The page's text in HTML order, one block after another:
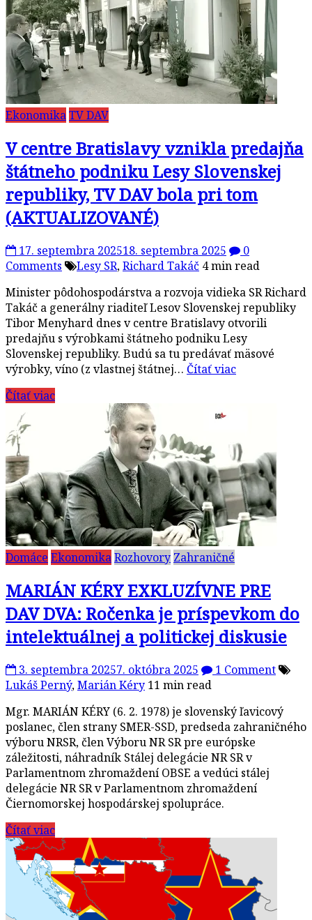
EkonomikaTV DAV
V centre Bratislavy vznikla predajňa
štátneho podniku Lesy Slovenskej
republiky, TV DAV bola pri tom
(AKTUALIZOVANÉ)
17. septembra 202518. septembra 2025
0
Comments
Lesy SR,Richard Takáč 4 min read
Minister pôdohospodárstva a rozvoja vidieka SR Richard
Takáč a generálny riaditeľ Lesov Slovenskej republiky
Tibor Menyhard dnes v centre Bratislavy otvorili
predajňu s výrobkami štátneho podniku Lesy
Slovenskej republiky. Budú sa tu predávať mäsové
výrobky, víno (z vlastnej štátnej… Čítať viac
Čítať viac
Domáce EkonomikaRozhovory Zahraničné
MARIÁN KÉRY EXKLUZÍVNE PRE
DAV DVA: Ročenka je príspevkom do
intelektuálnej a politickej diskusie
3. septembra 20257. októbra 2025
1 Comment
Lukáš Perný,Marián Kéry 11 min read
Mgr. MARIÁN KÉRY (6. 2. 1978) je slovenský ľavicový
poslanec, člen strany SMER-SSD, predseda zahraničného
výboru NRSR, člen Výboru NR SR pre európske
záležitosti, náhradník Stálej delegácie NR SR v
Parlamentnom zhromaždení OBSE a vedúci stálej
delegácie NR SR v Parlamentnom zhromaždení
Čiernomorskej hospodárskej spolupráce.
Čítať viac